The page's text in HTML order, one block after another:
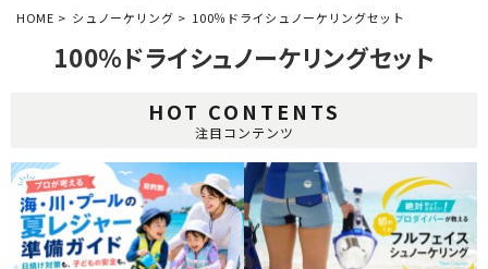
HOME シュノーケリング 100％ドライシュノーケリングセット
100％ドライシュノーケリングセット
HOT CONTENTS
注目コンテンツ